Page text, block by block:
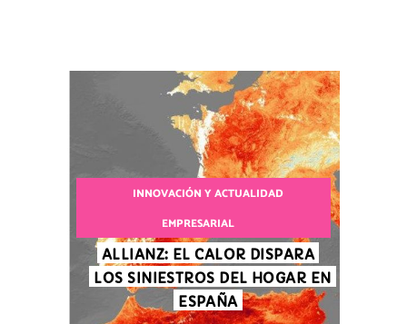
INNOVACIÓN Y ACTUALIDAD
EMPRESARIAL
ALLIANZ: EL CALOR DISPARA
LOS SINIESTROS DEL HOGAR EN
ESPAÑA